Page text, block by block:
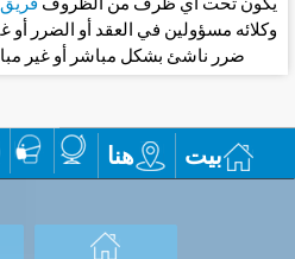
وكلائه مسؤولين في العقد أو الضرر
ضرر ناشئ بشكل مباشر أو غير
بيت هنا